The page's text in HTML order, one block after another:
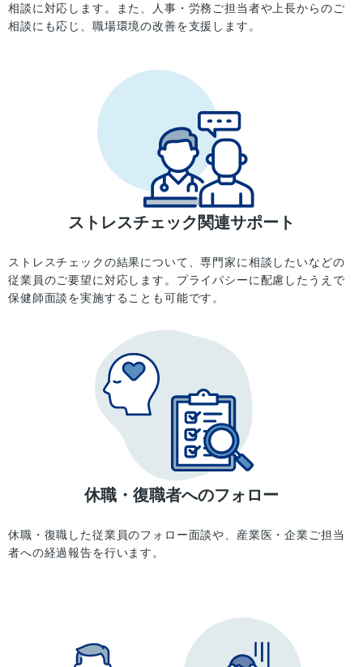
相談に対応します。また、人事・労務ご担当者や上長からのご
相談にも応じ、職場環境の改善を支援します。
ストレスチェック関連サポート
ストレスチェックの結果について、専門家に相談したいなどの
従業員のご要望に対応します。プライバシーに配慮したうえで
保健師面談を実施することも可能です。
休職・復職者へのフォロー
休職・復職した従業員のフォロー面談や、産業医・企業ご担当
者への経過報告を行います。